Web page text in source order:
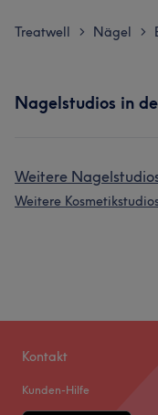
Treatwell > Nägel >
Nagelstudios in
Weitere
Weitere
Kontakt
Kunden-Hilfe